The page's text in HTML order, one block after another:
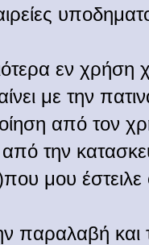
εν χρήση
με την
από τον
την
μου
παραλαβή